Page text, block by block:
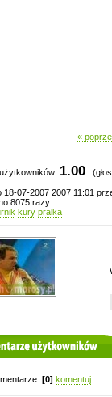
«
1.00
18-07-2007 2007 11:01
8075 razy
kury pralka
użytkowników
[0] komentuj